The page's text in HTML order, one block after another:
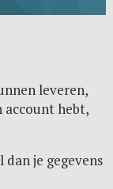
leveren,
account hebt,
je gegevens